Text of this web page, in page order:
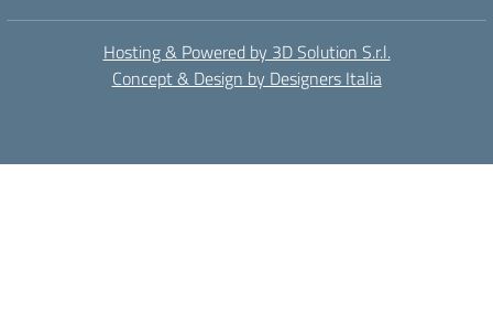
Hosting & Powered by 3D Solution S.r.l.
Concept & Design by Designers Italia